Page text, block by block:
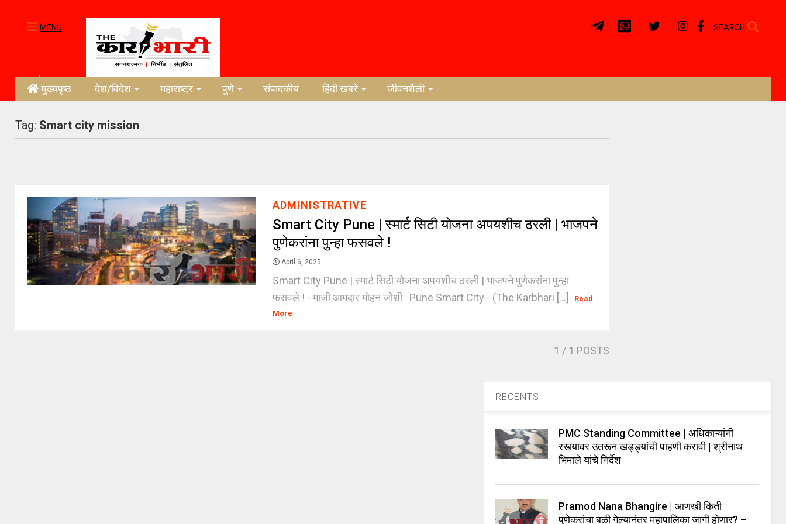
MENU SEARCH
मुख्यपृष्ठ देश/विदेश महाराष्ट्र पुणे संपादकीय हिंदी खबरे जीवनशैली
Tag: Smart city mission
ADMINISTRATIVE
Smart City Pune | स्मार्ट सिटी योजना अपयशीच ठरली | भाजपने
पुणेकरांना पुन्हा फसवले !
April 6, 2025
Smart City Pune | स्मार्ट सिटी योजना अपयशीच ठरली | भाजपने पुणेकरांना पुन्हा
फसवले ! - माजी आमदार मोहन जोशी Pune Smart City - (The Karbhari [...]
Read
More
1 / 1 POSTS
RECENTS
PMC Standing Committee | अधिकाऱ्यांनी
रस्त्यावर उतरून खड्ड्यांची पाहणी करावी | श्रीनाथ
भिमाले यांचे निर्देश
Pramod Nana Bhangire | आणखी किती
पुणेकरांचा बळी गेल्यानंतर महापालिका जागी होणार? –